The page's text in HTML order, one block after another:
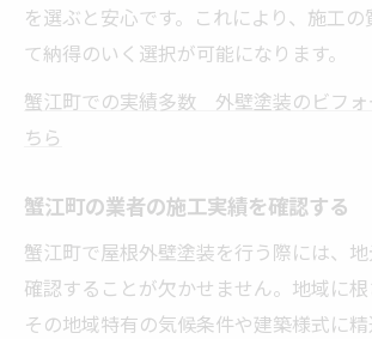
を選ぶと安心です。これにより、施工
て納得のいく選択が可能になります。
蟹江町での実績多数 外壁塗装のビフォ
ちら
蟹江町の業者の施工実績を確認する
蟹江町で屋根外壁塗装を行う際には、
確認することが欠かせません。地域に根
その地域特有の気候条件や建築様式に